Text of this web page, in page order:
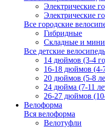
Электрические
Электрические
Все городские
Гибридные
Складные и мини
Все детские
14 дюймов (3-4
16-18 дюймов (4-
20 дюймов (5-8
24 дюйма (7-11
26-27 дюймов
Велоформа
Вся велоформа
Велотуфли